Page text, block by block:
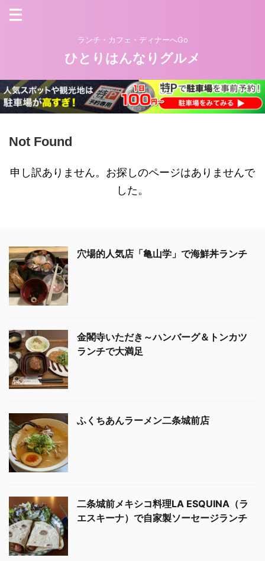
ランチ・カフェ・ディナーへGo
ひとりはんなりグルメ
Not Found
申し訳ありません。お探しのページはありませんで
した。
穴場的人気店「亀山学」で海鮮丼ランチ
金閣寺いただき～ハンバーグ＆トンカツ
ランチで大満足
ふくちあんラーメン二条城前店
二条城前メキシコ料理LA ESQUINA（ラ
エスキーナ）で自家製ソーセージランチ